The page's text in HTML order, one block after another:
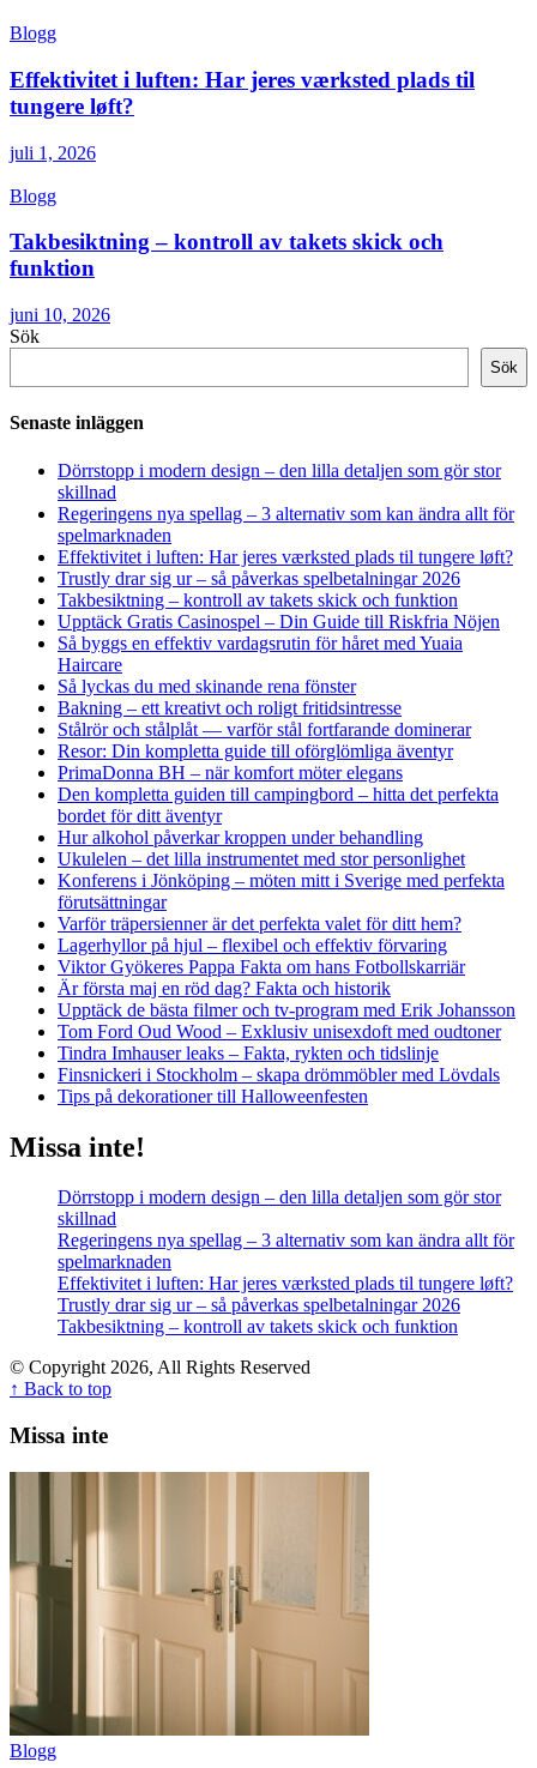
Blogg
Effektivitet i luften: Har jeres værksted plads til
tungere løft?
juli 1, 2026
Blogg
Takbesiktning – kontroll av takets skick och
funktion
juni 10, 2026
Sök
Sök
Senaste inläggen
Dörrstopp i modern design – den lilla detaljen som gör stor
skillnad
Regeringens nya spellag – 3 alternativ som kan ändra allt för
spelmarknaden
Effektivitet i luften: Har jeres værksted plads til tungere løft?
Trustly drar sig ur – så påverkas spelbetalningar 2026
Takbesiktning – kontroll av takets skick och funktion
Upptäck Gratis Casinospel – Din Guide till Riskfria Nöjen
Så byggs en effektiv vardagsrutin för håret med Yuaia
Haircare
Så lyckas du med skinande rena fönster
Bakning – ett kreativt och roligt fritidsintresse
Stålrör och stålplåt — varför stål fortfarande dominerar
Resor: Din kompletta guide till oförglömliga äventyr
PrimaDonna BH – när komfort möter elegans
Den kompletta guiden till campingbord – hitta det perfekta
bordet för ditt äventyr
Hur alkohol påverkar kroppen under behandling
Ukulelen – det lilla instrumentet med stor personlighet
Konferens i Jönköping – möten mitt i Sverige med perfekta
förutsättningar
Varför träpersienner är det perfekta valet för ditt hem?
Lagerhyllor på hjul – flexibel och effektiv förvaring
Viktor Gyökeres Pappa Fakta om hans Fotbollskarriär
Är första maj en röd dag? Fakta och historik
Upptäck de bästa filmer och tv-program med Erik Johansson
Tom Ford Oud Wood – Exklusiv unisexdoft med oudtoner
Tindra Imhauser leaks – Fakta, rykten och tidslinje
Finsnickeri i Stockholm – skapa drömmöbler med Lövdals
Tips på dekorationer till Halloweenfesten
Missa inte!
Dörrstopp i modern design – den lilla detaljen som gör stor
skillnad
Regeringens nya spellag – 3 alternativ som kan ändra allt för
spelmarknaden
Effektivitet i luften: Har jeres værksted plads til tungere løft?
Trustly drar sig ur – så påverkas spelbetalningar 2026
Takbesiktning – kontroll av takets skick och funktion
© Copyright 2026, All Rights Reserved
↑ Back to top
Missa inte
Blogg